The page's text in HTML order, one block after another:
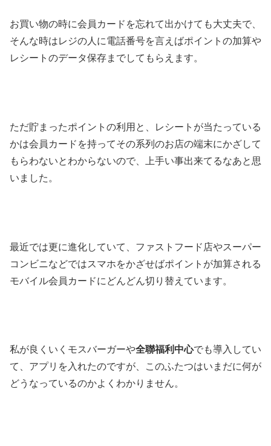
お買い物の時に会員カードを忘れて出かけても大丈夫で、
そんな時はレジの人に電話番号を言えばポイントの加算や
レシートのデータ保存までしてもらえます。
ただ貯まったポイントの利用と、レシートが当たっている
かは会員カードを持ってその系列のお店の端末にかざして
もらわないとわからないので、上手い事出来てるなあと思
いました。
最近では更に進化していて、ファストフード店やスーパー
コンビニなどではスマホをかざせばポイントが加算される
モバイル会員カードにどんどん切り替えています。
私が良くいくモスバーガーや全聯福利中心でも導入してい
て、アプリを入れたのですが、このふたつはいまだに何が
どうなっているのかよくわかりません。